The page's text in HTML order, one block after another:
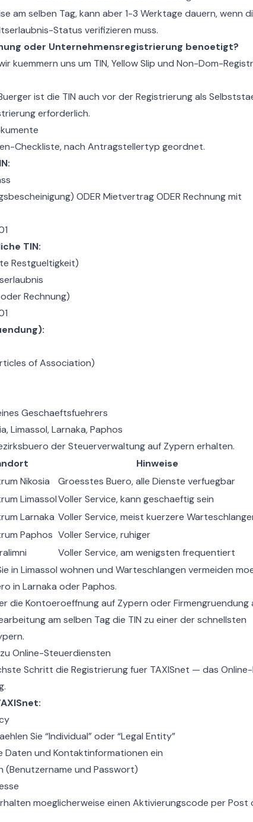
am selben Tag, kann aber 1-3 Werktage dauern, wenn
Status verifizieren muss.
oder Unternehmensregistrierung benoetigt?
kuemmern uns um TIN, Yellow Slip und Non-Dom-
ist die TIN auch vor derRegistrierung als
erforderlich.
Checkliste, nach Antragstellertyp geordnet.
ODER Mietvertrag ODER Rechnung mit
TIN:
Restgueltigkeit)
Rechnung)
of Association)
Geschaeftsfuehrers
Limassol, Larnaka, Paphos
der Steuerverwaltung auf Zypern erhalten.
Hinweise
Nikosia
Groesstes Buero, alle Dienste verfuegbar
LimassolVoller Service, kann geschaeftig sein
Larnaka Voller Service, meist kuerzere
Paphos Voller Service, ruhiger
Voller Service, am wenigsten frequentiert
in Limassol wohnen und Warteschlangen vermeiden
in Larnaka oder Paphos.
die Kontoeroeffnung auf Zypern oderFirmengruendung
am selben Tag die TIN zu einer der schnellsten
Online-Steuerdiensten
Schritt die Registrierung fuer TAXISnet — das
Sie “Individual” oder “Legal Entity”
Daten und Kontaktinformationen ein
(Benutzername und Passwort)
moeglicherweise einen Aktivierungscode per Post